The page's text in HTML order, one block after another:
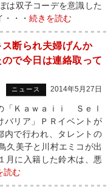
は双子コーデを意識した
・・ 続きを読む
ス断られ夫婦げんか
ので今日は連絡取って
ニュース 2014年5月27日
「Ｋａｗａｉｉ Ｓｅｌ
リア」ＰＲイベントが
内で行われ、タレントの
久美子と川村エミコが出
月に入籍した鈴木は、悪
読む